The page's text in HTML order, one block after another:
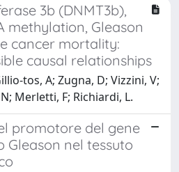
3b (DNMT3b),
methylation, Gleason
cancer mortality:
causal relationships
tos, A; Zugna, D; Vizzini, V;
Merletti, F; Richiardi, L.
promotore del gene
Gleason nel tessuto